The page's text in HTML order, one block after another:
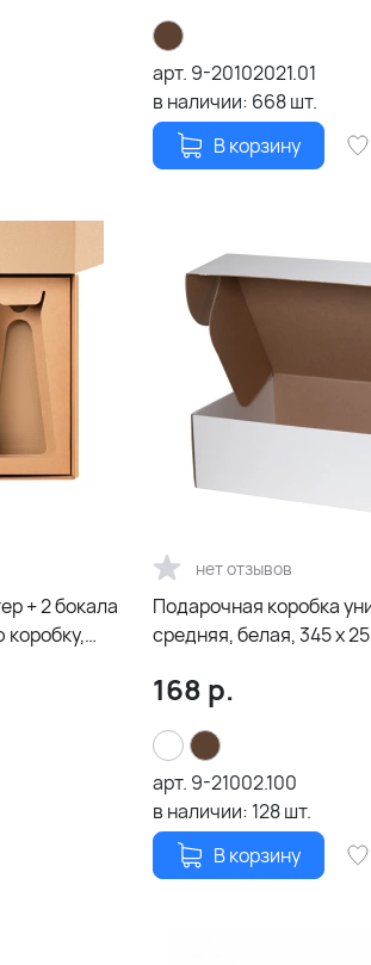
арт. 9-20102021.01
в наличии: 668шт.
В корзину
+ 2 бокала
нет отзывов
Подарочная коробка
средняя, белая, 345 х
168 р.
арт. 9-21002.100
в наличии: 128шт.
В корзину